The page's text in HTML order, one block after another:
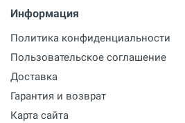
Информация
Политика конфиденциальности
Пользовательское соглашение
Доставка
Гарантия и возврат
Карта сайта